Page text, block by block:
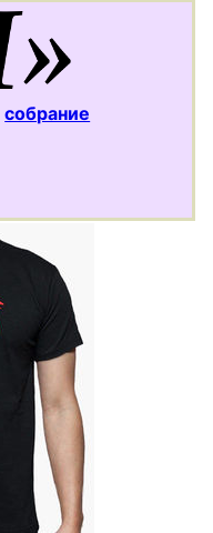
собрание